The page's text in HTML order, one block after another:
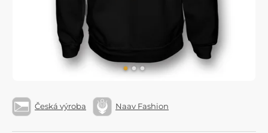
Česká výroba Naav Fashion